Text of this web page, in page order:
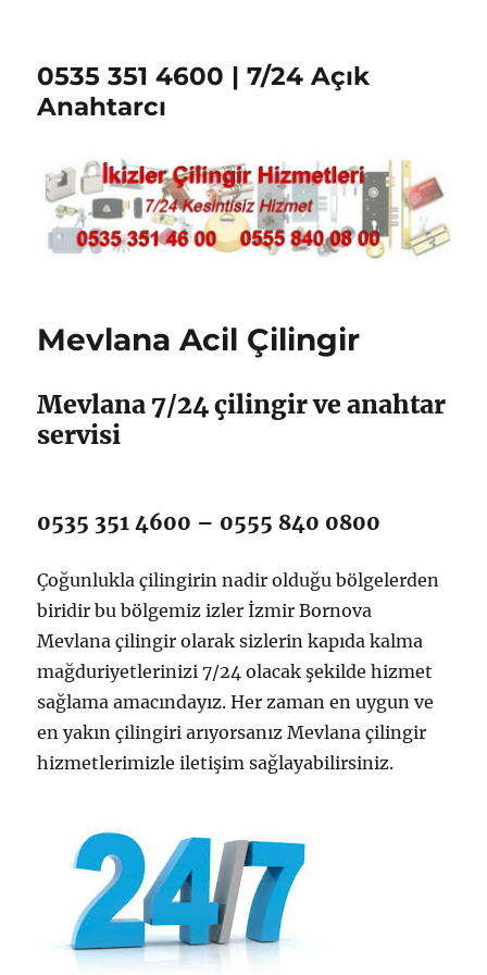
0535 351 4600 | 7/24 Açık
Anahtarcı
Mevlana Acil Çilingir
Mevlana 7/24 çilingir ve anahtar
servisi
0535 351 4600 – 0555 840 0800
Çoğunlukla çilingirin nadir olduğu bölgelerden
biridir bu bölgemiz izler İzmir Bornova
Mevlana çilingir olarak sizlerin kapıda kalma
mağduriyetlerinizi 7/24 olacak şekilde hizmet
sağlama amacındayız. Her zaman en uygun ve
en yakın çilingiri arıyorsanız Mevlana çilingir
hizmetlerimizle iletişim sağlayabilirsiniz.